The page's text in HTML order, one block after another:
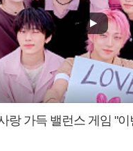
랑 가득 밸런스 게임 "